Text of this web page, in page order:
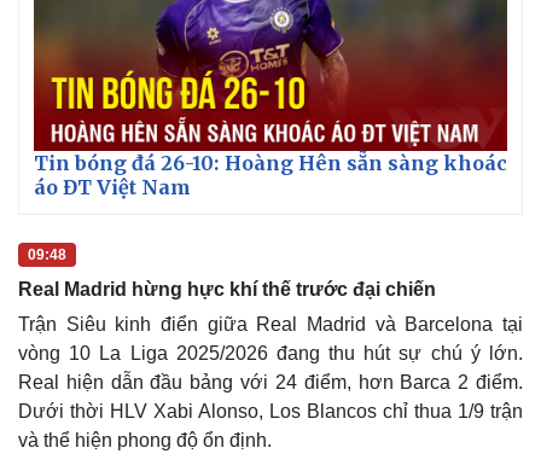
Tin bóng đá 26-10: Hoàng Hên sẵn sàng khoác
áo ĐT Việt Nam
09:48
Real Madrid hừng hực khí thế trước đại chiến
Trận Siêu kinh điển giữa Real Madrid và Barcelona tại
vòng 10 La Liga 2025/2026 đang thu hút sự chú ý lớn.
Real hiện dẫn đầu bảng với 24 điểm, hơn Barca 2 điểm.
Dưới thời HLV Xabi Alonso, Los Blancos chỉ thua 1/9 trận
và thể hiện phong độ ổn định.